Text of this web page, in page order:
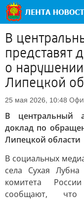
В
представят
о
Липецкой
25 мая 2026, 10:48
В центральный
доклад по
Липецкой области
В социальных
села Сухая Лубна
комитета
сообщают,